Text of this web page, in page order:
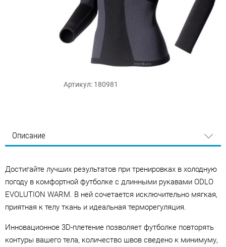
Артикул: 180981
Описание
Достигайте лучших результатов при тренировках в холодную
погоду в комфортной футболке с длинными рукавами ODLO
EVOLUTION WARM. В ней сочетается исключительно мягкая,
приятная к телу ткань и идеальная терморегуляция.
Инновационное 3D-плетение позволяет футболке повторять
контуры вашего тела, количество швов сведено к минимуму,